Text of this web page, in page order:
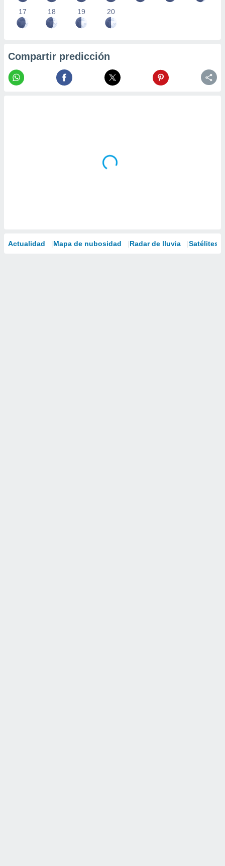
17 18 19 20
Compartir predicción
Actualidad Mapa de nubosidad Radar de lluvia Satélites